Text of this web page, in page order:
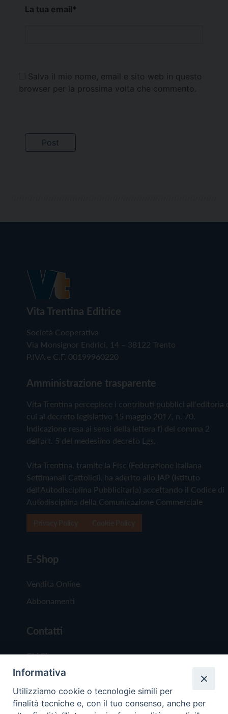
La tua email*
Salva il mio nome, email e sito web in questo
browser per la prossima volta che commento.
Vita Trentina Editrice
Società Cooperativa
Via Monsignor Endrici, 14 – 38122 Trento
P.IVA e C.F. 00199960220
Amministrazione trasparente
Vita Trentina percepisce i contributi pubblici all'editoria
cui al decreto legislativo 15 maggio 2017, n. 70.
Indicazione resa ai sensi della lettera f) del comma 2
dell'art. 5 del medesimo decreto Lgs.
Vita Trentina, tramite la Fisc (Federazione Italiana
Settimanali Cattolici), ha aderito allo IAP (Istituto
dell'Autodisciplina Pubblicitaria) accettando il Codice di
Autodisciplina della Comunicazione Commerciale
E-Shop
Vendita Online
Abbonamenti
Contatti
Chi Siamo
Redazione
Scrivici
Informativa
Utilizziamo cookie o tecnologie simili per
finalità tecniche e, con il tuo consenso, anche per